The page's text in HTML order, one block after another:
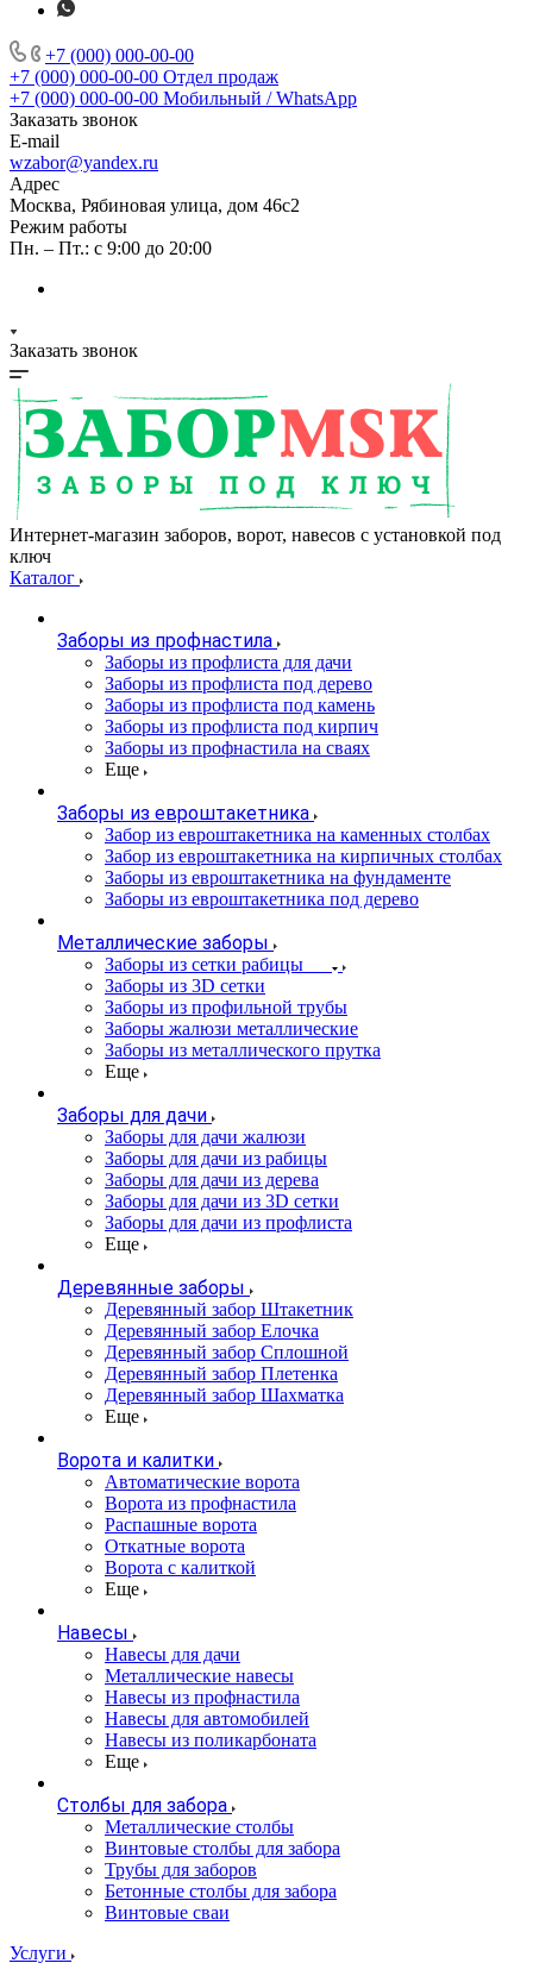
+7 (000) 000-00-00
+7 (000) 000-00-00 Отдел продаж
+7 (000) 000-00-00 Мобильный / WhatsApp
Заказать звонок
E-mail
wzabor@yandex.ru
Адрес
Москва, Рябиновая улица, дом 46с2
Режим работы
Пн. – Пт.: с 9:00 до 20:00
Заказать звонок
Интернет-магазин заборов, ворот, навесов с установкой под
ключ
Каталог
Заборы из профнастила
Заборы из профлиста для дачи
Заборы из профлиста под дерево
Заборы из профлиста под камень
Заборы из профлиста под кирпич
Заборы из профнастила на сваях
Еще
Заборы из евроштакетника
Забор из евроштакетника на каменных столбах
Забор из евроштакетника на кирпичных столбах
Заборы из евроштакетника на фундаменте
Заборы из евроштакетника под дерево
Металлические заборы
Заборы из сетки рабицы
Заборы из 3D сетки
Заборы из профильной трубы
Заборы жалюзи металлические
Заборы из металлического прутка
Еще
Заборы для дачи
Заборы для дачи жалюзи
Заборы для дачи из рабицы
Заборы для дачи из дерева
Заборы для дачи из 3D сетки
Заборы для дачи из профлиста
Еще
Деревянные заборы
Деревянный забор Штакетник
Деревянный забор Елочка
Деревянный забор Сплошной
Деревянный забор Плетенка
Деревянный забор Шахматка
Еще
Ворота и калитки
Автоматические ворота
Ворота из профнастила
Распашные ворота
Откатные ворота
Ворота с калиткой
Еще
Навесы
Навесы для дачи
Металлические навесы
Навесы из профнастила
Навесы для автомобилей
Навесы из поликарбоната
Еще
Столбы для забора
Металлические столбы
Винтовые столбы для забора
Трубы для заборов
Бетонные столбы для забора
Винтовые сваи
Услуги